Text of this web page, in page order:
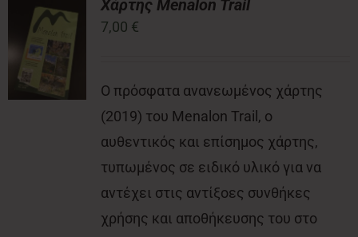
Νέα
Επικοινωνία
Χάρτης Menalon Trail
7,00 €
Ο πρόσφατα ανανεωμένος χάρτης
(2019) του Menalon Trail, ο
αυθεντικός και επίσημος χάρτης,
τυπωμένος σε ειδικό υλικό για να
αντέχει στις αντίξοες συνθήκες
χρήσης και αποθήκευσης του στο